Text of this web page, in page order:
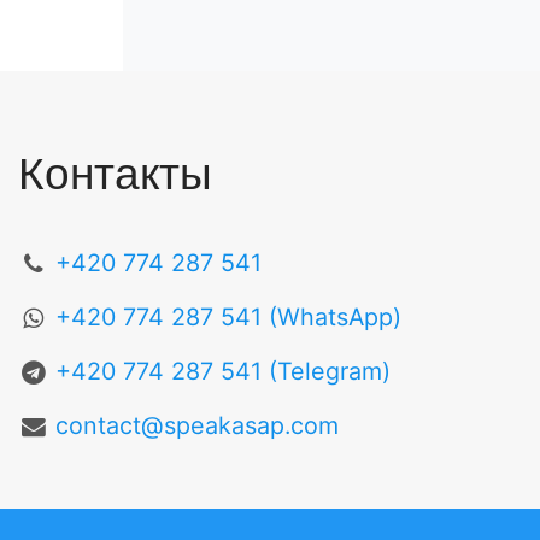
Контакты
+420 774 287 541
+420 774 287 541 (WhatsApp)
+420 774 287 541 (Telegram)
contact@speakasap.com